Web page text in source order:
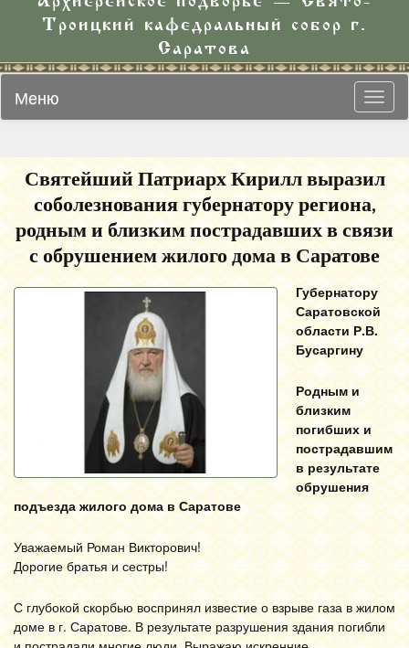
Троицкий кафедральный собор г.
Саратова
Меню
Святейший Патриарх Кирилл выразил
соболезнования губернатору региона,
родным и близким пострадавших в связи
с обрушением жилого дома в Саратове
Губернатору
Саратовской
области Р.В.
Бусаргину
Родным и
близким
погибших и
пострадавшим
в результате
обрушения
подъезда жилого дома в Саратове
Уважаемый Роман Викторович!
Дорогие братья и сестры!
С глубокой скорбью воспринял известие о взрыве газа в жилом
доме в г. Саратове. В результате разрушения здания погибли